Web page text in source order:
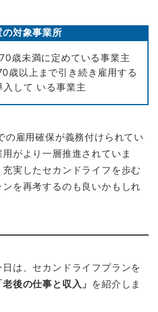
対象事業所
歳未満に定めている事業主
歳以上まで引き続き雇用する
して いる事業主
の雇用確保が義務付けられてい
がより一層推進されていま
実したセカンドライフを歩む
を再考するのも良いかもしれ
は、セカンドライフプランを
老後の仕事と収入」 を紹介しま